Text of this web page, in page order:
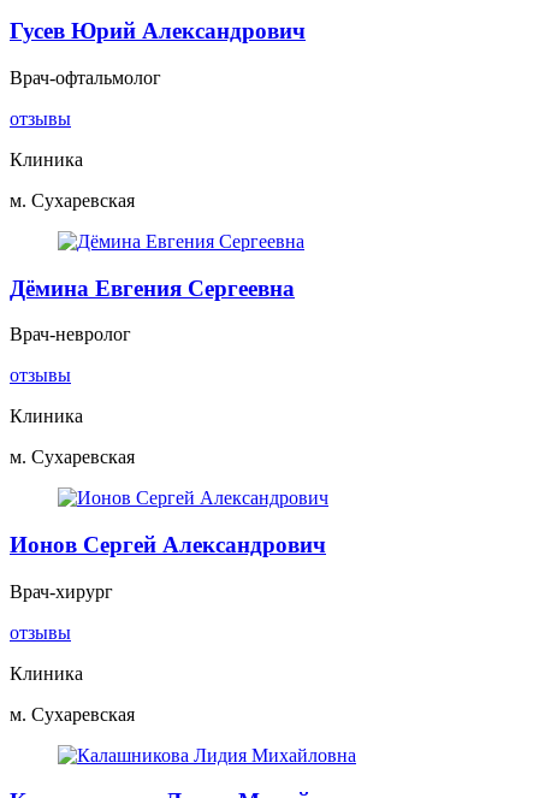
Гусев Юрий Александрович
Врач-офтальмолог
отзывы
Клиника
м. Сухаревская
Дёмина Евгения Сергеевна
Врач-невролог
отзывы
Клиника
м. Сухаревская
Ионов Сергей Александрович
Врач-хирург
отзывы
Клиника
м. Сухаревская